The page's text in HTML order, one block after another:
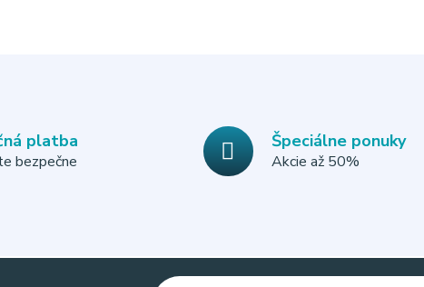
platba
bezpečne
Špeciálne ponuky
Akcie až 50%